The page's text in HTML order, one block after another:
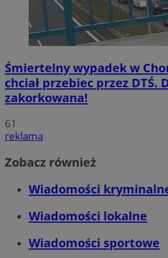
Śmiertelny wypadek w
chciał przebiec przez DTŚ.
zakorkowana!
61
reklama
Zobacz również
Wiadomości
Wiadomości lokalne
Wiadomości sportowe